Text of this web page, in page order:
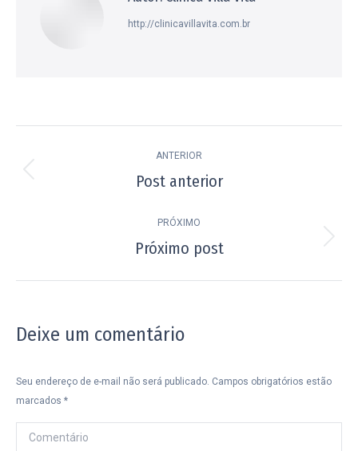
http://clinicavillavita.com.br
de
ANTERIOR
Post
Post anterior
PRÓXIMO
Próximo
Próximo post
Deixe um comentário
Seu endereço de e-mail não será publicado. Campos obrigatórios estão
marcados *
Comentário